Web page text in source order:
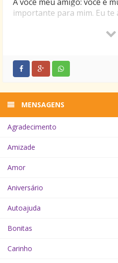
importante para mim. Eu te
eu possa dizer à você,
MENSAGENS
Agradecimento
Amizade
Amor
Aniversário
Autoajuda
Bonitas
Carinho